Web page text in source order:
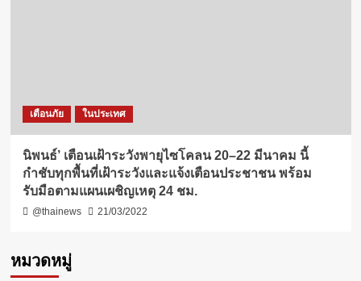
เตือนภัย ในประเทศ
นิพนธ์’ เตือนเฝ้าระวังพายุไซโคลน 20–22 มีนาคม นี้
กำชับทุกพื้นที่เฝ้าระวังและแจ้งเตือนประชาชน พร้อม
รับมือตามแผนเผชิญเหตุ 24 ชม.
@thainews 21/03/2022
หมวดหมู่